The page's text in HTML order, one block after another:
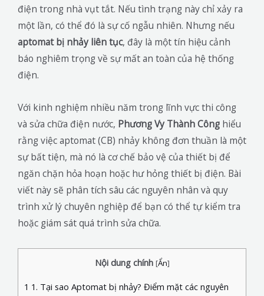
điện trong nhà vụt tắt. Nếu tình trạng này chỉ xảy ra
một lần, có thể đó là sự cố ngẫu nhiên. Nhưng nếu
aptomat bị nhảy liên tục, đây là một tín hiệu cảnh
báo nghiêm trọng về sự mất an toàn của hệ thống
điện.
Với kinh nghiệm nhiều năm trong lĩnh vực thi công
và sửa chữa điện nước, Phương Vy Thành Công hiểu
rằng việc aptomat (CB) nhảy không đơn thuần là một
sự bất tiện, mà nó là cơ chế bảo vệ của thiết bị để
ngăn chặn hỏa hoạn hoặc hư hỏng thiết bị điện. Bài
viết này sẽ phân tích sâu các nguyên nhân và quy
trình xử lý chuyên nghiệp để bạn có thể tự kiểm tra
hoặc giám sát quá trình sửa chữa.
Nội dung chính [Ẩn]
1 1. Tại sao Aptomat bị nhảy? Điểm mặt các nguyên